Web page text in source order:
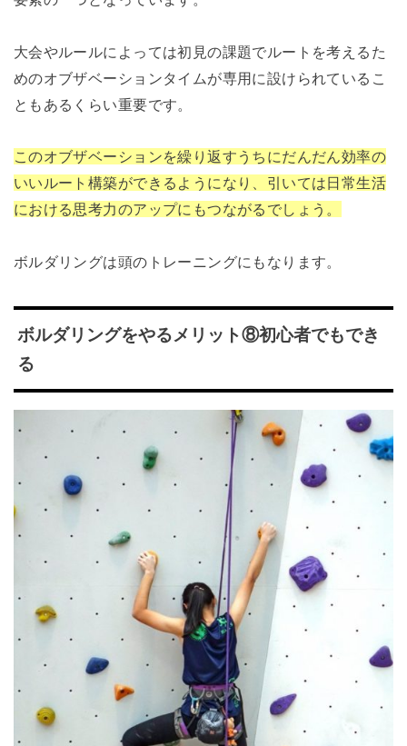
大会やルールによっては初見の課題でルートを考えるた
めのオブザベーションタイムが専用に設けられているこ
ともあるくらい重要です。
このオブザベーションを繰り返すうちにだんだん効率の
いいルート構築ができるようになり、引いては日常生活
における思考力のアップにもつながるでしょう。
ボルダリングは頭のトレーニングにもなります。
ボルダリングをやるメリット⑧初心者でもでき
る